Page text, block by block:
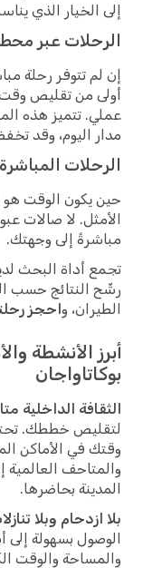
إلى الخيار الذي
الرحلات عبر
إن لم تتوفر رحلة
أولى من تقليص وقت
عملي. تتميز هذه
مدار اليوم، وقد
الرحلات
حين يكون الوقت هو
الأمثل. لا صالات
مباشرةً إلى وجهتك.
تجمع أداة البحث
رشّح النتائج حسب
الطيران، واحجز
أبرز الأنشطة
بوكاتاواجان
الثقافة الداخلية
لتقليص خططك.
وقتك في الأماكن
والمتاحف العالمية
المدينة بحاضرها.
بلا ازدحام وبلا
الوصول بسهولة إلى
والمساحة والوقت